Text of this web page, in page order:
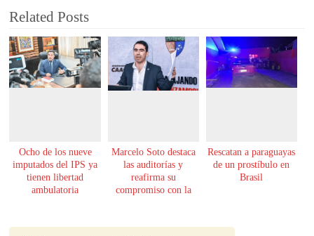
Related Posts
Ocho de los nueve
imputados del IPS ya
tienen libertad
ambulatoria
Marcelo Soto destaca
las auditorías y
reafirma su
compromiso con la
Rescatan a paraguayas
de un prostíbulo en
Brasil